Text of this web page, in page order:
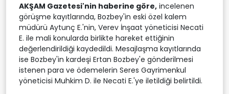
AKŞAM Gazetesi'nin haberine göre, incelenen
görüşme kayıtlarında, Bozbey'in eski özel kalem
müdürü Aytunç E.'nin, Verev İnşaat yöneticisi Necati
E. ile mali konularda birlikte hareket ettiğinin
değerlendirildiği kaydedildi. Mesajlaşma kayıtlarında
ise Bozbey'in kardeşi Ertan Bozbey'e gönderilmesi
istenen para ve ödemelerin Seres Gayrimenkul
yöneticisi Muhkim D. ile Necati E.'ye iletildiği belirtildi.